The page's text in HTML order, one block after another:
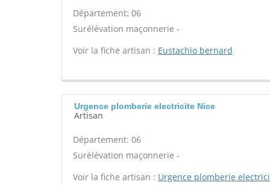
Département: 06
Surélévation maçonnerie -
Voir la fiche artisan : Eustachio bernard
Urgence plomberie electricite Nice
Artisan
Département: 06
Surélévation maçonnerie -
Voir la fiche artisan : Urgence plomberie